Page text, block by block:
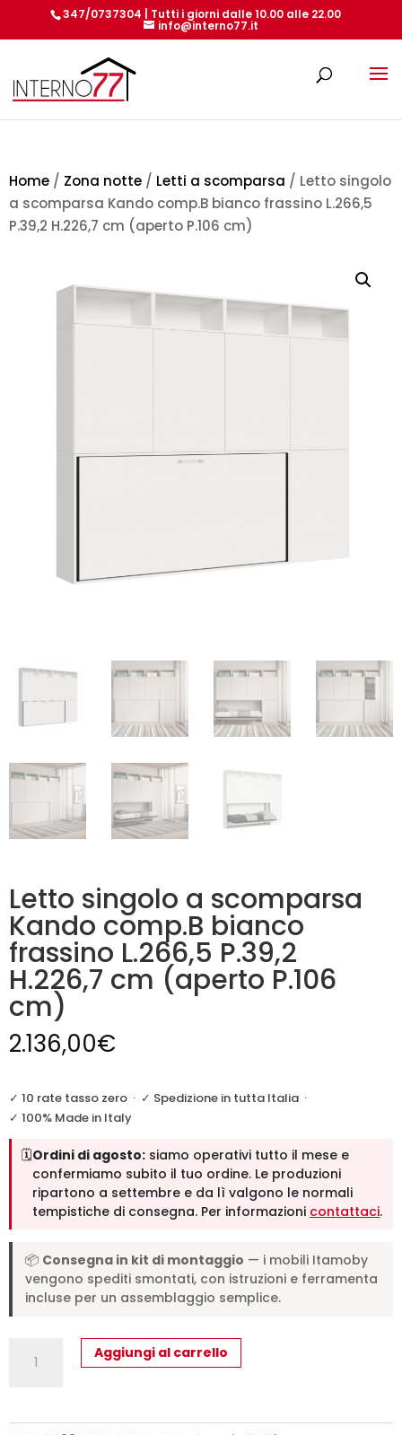
347/0737304 | Tutti i giorni dalle 10.00 alle 22.00
info@interno77.it
Home / Zona notte / Letti a scomparsa / Letto singolo
a scomparsa Kando comp.B bianco frassino L.266,5
P.39,2 H.226,7 cm (aperto P.106 cm)
Letto singolo a scomparsa
Kando comp.B bianco
frassino L.266,5 P.39,2
H.226,7 cm (aperto P.106
cm)
2.136,00€
✓ 10 rate tasso zero · ✓ Spedizione in tutta Italia ·
✓ 100% Made in Italy
🗓️Ordini di agosto: siamo operativi tutto il mese e
confermiamo subito il tuo ordine. Le produzioni
ripartono a settembre e da lì valgono le normali
tempistiche di consegna. Per informazioni contattaci.
📦 Consegna in kit di montaggio — i mobili Itamoby
vengono spediti smontati, con istruzioni e ferramenta
incluse per un assemblaggio semplice.
singolo
Aggiungi al carrello